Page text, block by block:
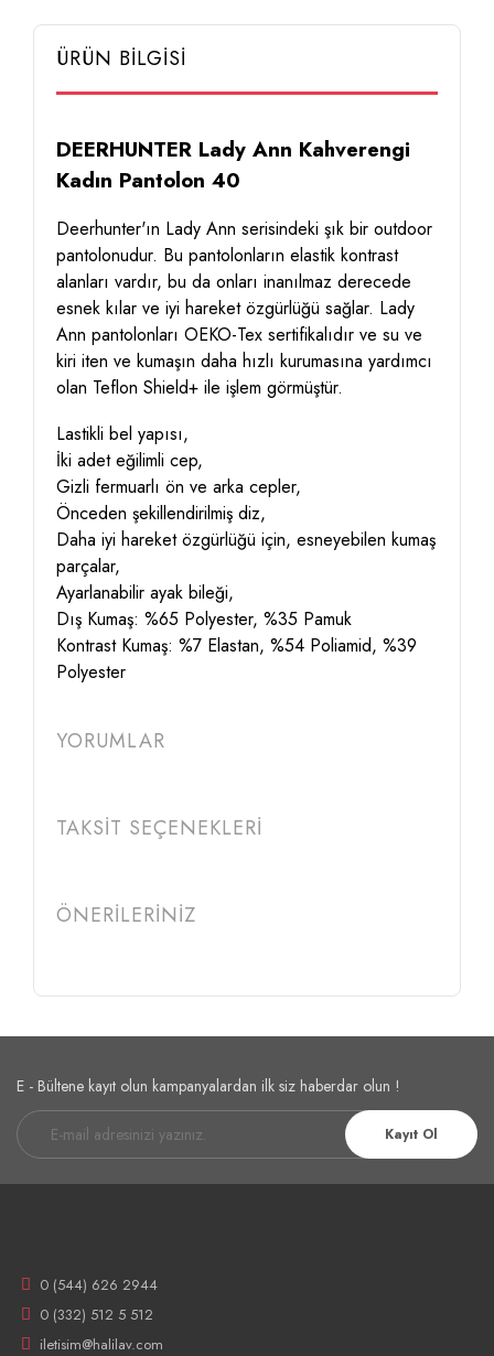
ÜRÜN BİLGİSİ
DEERHUNTER Lady Ann Kahverengi
Kadın Pantolon 40
Deerhunter'ın Lady Ann serisindeki şık bir outdoor
pantolonudur. Bu pantolonların elastik kontrast
alanları vardır, bu da onları inanılmaz derecede
esnek kılar ve iyi hareket özgürlüğü sağlar. Lady
Ann pantolonları OEKO-Tex sertifikalıdır ve su ve
kiri iten ve kumaşın daha hızlı kurumasına yardımcı
olan Teflon Shield+ ile işlem görmüştür.
Lastikli bel yapısı,
İki adet eğilimli cep,
Gizli fermuarlı ön ve arka cepler,
Önceden şekillendirilmiş diz,
Daha iyi hareket özgürlüğü için, esneyebilen kumaş
parçalar,
Ayarlanabilir ayak bileği,
Dış Kumaş: %65 Polyester, %35 Pamuk
Kontrast Kumaş: %7 Elastan, %54 Poliamid, %39
Polyester
YORUMLAR
TAKSİT SEÇENEKLERİ
ÖNERİLERİNİZ
E - Bültene kayıt olun kampanyalardan ilk siz haberdar olun !
Kayıt Ol
0 (544) 626 2944
0 (332) 512 5 512
iletisim@halilav.com